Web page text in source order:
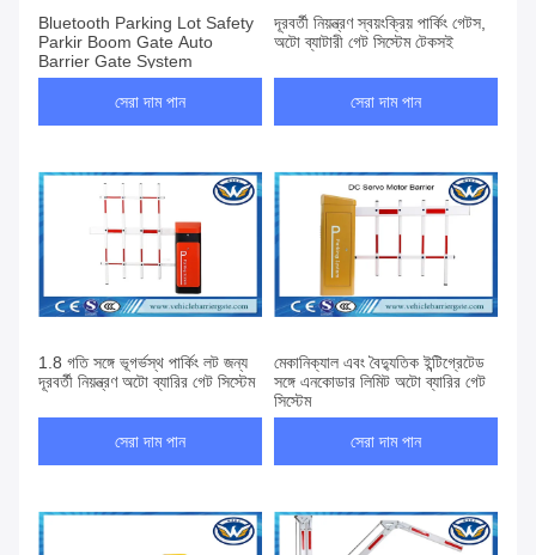
Bluetooth Parking Lot Safety
Parkir Boom Gate Auto
Barrier Gate System
সেরা দাম পান
দূরবর্তী নিয়ন্ত্রণ স্বয়ংক্রিয় পার্কিং গেটস,
অটো ব্যাটারী গেট সিস্টেম টেকসই
সেরা দাম পান
1.8 গতি সঙ্গে ভূগর্ভস্থ পার্কিং লট জন্য
দূরবর্তী নিয়ন্ত্রণ অটো ব্যারির গেট সিস্টেম
সেরা দাম পান
মেকানিক্যাল এবং বৈদ্যুতিক ইন্টিগ্রেটেড
সঙ্গে এনকোডার লিমিট অটো ব্যারির গেট
সিস্টেম
সেরা দাম পান